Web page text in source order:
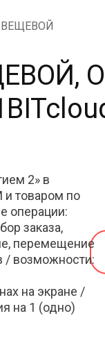
ВЕЩЕВОЙ
2» в
товаром по
операции:
заказа,
перемещение
/ возможности:
на экране /
на 1 (одно)